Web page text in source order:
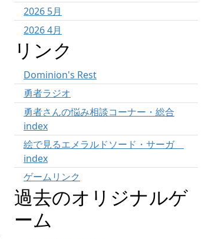
2026 5月
2026 4月
リンク
Dominion's Rest
勇者ラジオ
勇者さんの悩み相談コーナー・総合
index
絵で見るエメラルドソード・サーガ
index
ゲームリンク
過去のオリジナルゲ
ーム